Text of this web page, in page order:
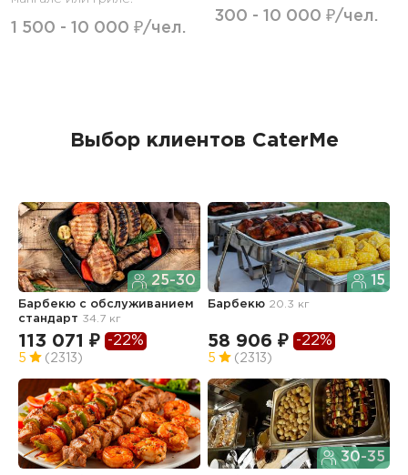
1 500 - 10 000 ₽/чел.
300 - 10 000 ₽/чел.
Выбор клиентов CaterMe
25-30
Барбекю с обслуживанием
стандарт 34.7 кг
113 071 ₽ -22%
5 (2313)
15
Барбекю 20.3 кг
58 906 ₽ -22%
5 (2313)
30-35